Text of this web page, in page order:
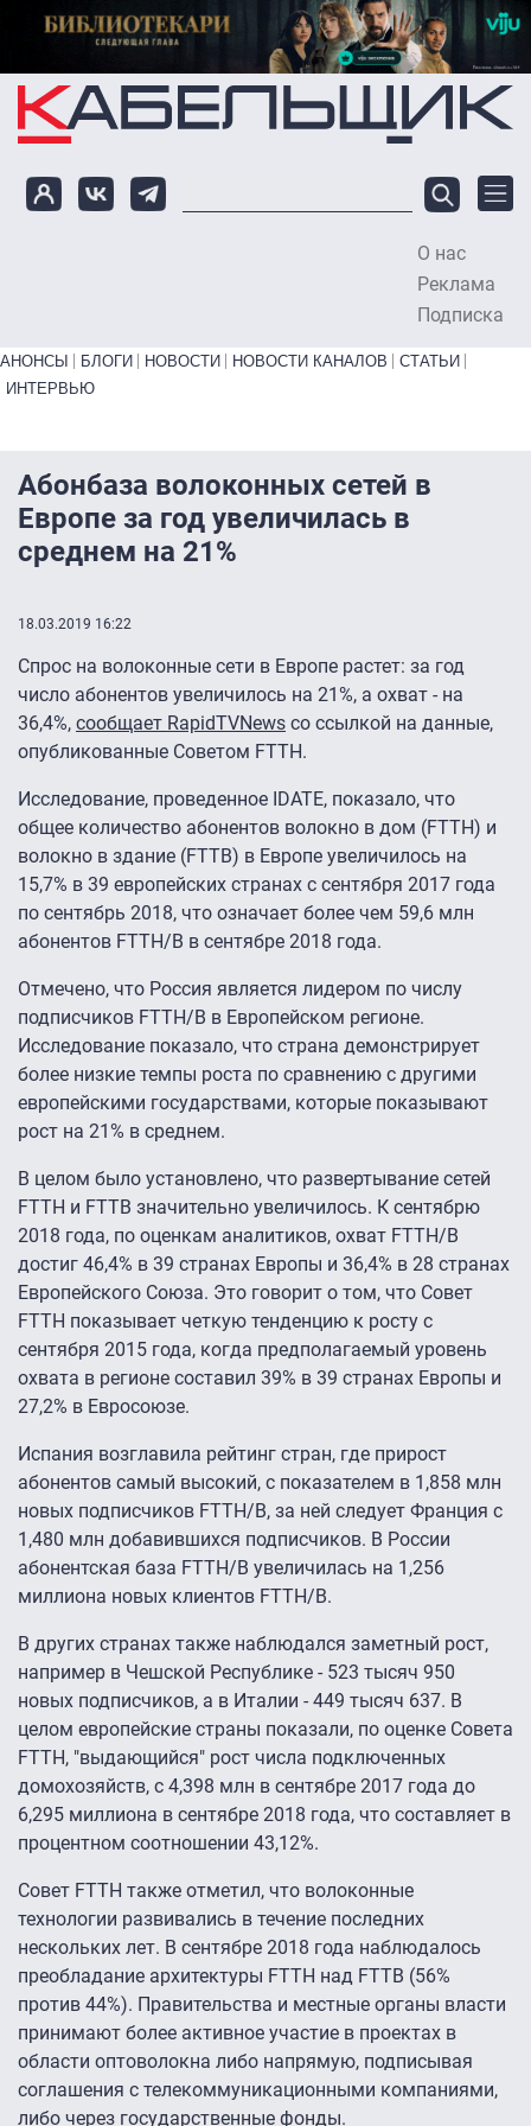
Перейти к основному содержанию
О нас
Реклама
Подписка
Primary links bottom
АНОНСЫ БЛОГИ НОВОСТИ НОВОСТИ КАНАЛОВ
СТАТЬИ
ИНТЕРВЬЮ
Абонбаза волоконных сетей в
Европе за год увеличилась в
среднем на 21%
18.03.2019 16:22
Спрос на волоконные сети в Европе растет: за год
число абонентов увеличилось на 21%, а охват - на
36,4%, сообщает RapidTVNews со ссылкой на данные,
опубликованные Советом FTTH.
Исследование, проведенное IDATE, показало, что
общее количество абонентов волокно в дом (FTTH) и
волокно в здание (FTTB) в Европе увеличилось на
15,7% в 39 европейских странах с сентября 2017 года
по сентябрь 2018, что означает более чем 59,6 млн
абонентов FTTH/B в сентябре 2018 года.
Отмечено, что Россия является лидером по числу
подписчиков FTTH/B в Европейском регионе.
Исследование показало, что страна демонстрирует
более низкие темпы роста по сравнению с другими
европейскими государствами, которые показывают
рост на 21% в среднем.
В целом было установлено, что развертывание сетей
FTTH и FTTB значительно увеличилось. К сентябрю
2018 года, по оценкам аналитиков, охват FTTH/B
достиг 46,4% в 39 странах Европы и 36,4% в 28 странах
Европейского Союза. Это говорит о том, что Совет
FTTH показывает четкую тенденцию к росту с
сентября 2015 года, когда предполагаемый уровень
охвата в регионе составил 39% в 39 странах Европы и
27,2% в Евросоюзе.
Испания возглавила рейтинг стран, где прирост
абонентов самый высокий, с показателем в 1,858 млн
новых подписчиков FTTH/B, за ней следует Франция с
1,480 млн добавившихся подписчиков. В России
абонентская база FTTH/B увеличилась на 1,256
миллиона новых клиентов FTTH/B.
В других странах также наблюдался заметный рост,
например в Чешской Республике - 523 тысяч 950
новых подписчиков, а в Италии - 449 тысяч 637. В
целом европейские страны показали, по оценке Совета
FTTH, "выдающийся" рост числа подключенных
домохозяйств, с 4,398 млн в сентябре 2017 года до
6,295 миллиона в сентябре 2018 года, что составляет в
процентном соотношении 43,12%.
Совет FTTH также отметил, что волоконные
технологии развивались в течение последних
нескольких лет. В сентябре 2018 года наблюдалось
преобладание архитектуры FTTH над FTTB (56%
против 44%). Правительства и местные органы власти
принимают более активное участие в проектах в
области оптоволокна либо напрямую, подписывая
соглашения с телекоммуникационными компаниями,
либо через государственные фонды.